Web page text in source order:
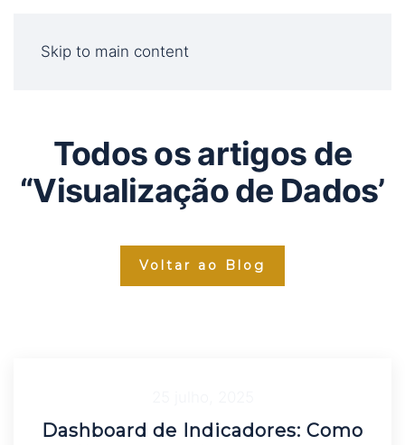
Skip to main content
Todos os artigos de
“Visualização de Dados’
Voltar ao Blog
Dashboard de Indicadores: Como